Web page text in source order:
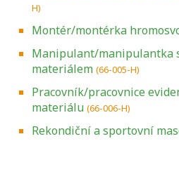
H)
Montér/montérka
Manipulant/manipulantka
materiálem (66-005-H)
Pracovník/pracovnice
materiálu (66-006-H)
Rekondiční a sportovní
Projděte si seznam